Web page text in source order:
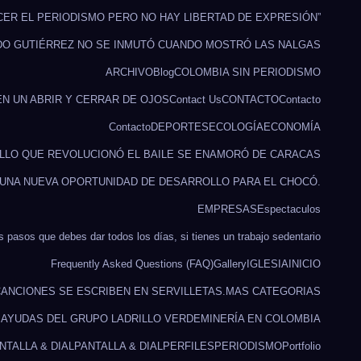
EL PERIODISMO PERO NO HAY LIBERTAD DE EXPRESIÓN”
GUTIÉRREZ NO SE INMUTÓ CUANDO MOSTRÓ LAS NALGAS
ARCHIVOBlogCOLOMBIA SIN PERIODISMO
UN ABRIR Y CERRAR DE OJOSContact UsCONTACTOContacto
ContactoDEPORTES ECOLOGÍAECONOMÍA
QUE REVOLUCIONÓ EL BAILE SE ENAMORÓ DE CARACAS
NUEVA OPORTUNIDAD DE DESARROLLO PARA EL CHOCÓ.
EMPRESAS Espectaculos
pasos que debes dar todos los días, si tienes un trabajo sedentario
Frequently Asked Questions (FAQ)Gallery IGLESIA INICIO
SE ESCRIBEN EN SERVILLETAS. MAS CATEGORIAS
DEL GRUPO LADRILLO VERDE MINERÍA EN COLOMBIA
& DIALPANTALLA & DIALPERFILES PERIODISMOPortfolio